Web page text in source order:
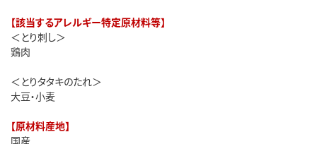
【該当するアレルギー特定原材料等】
＜とり刺し＞
鶏肉
＜とりタタキのたれ＞
大豆・小麦
【原材料産地】
国産